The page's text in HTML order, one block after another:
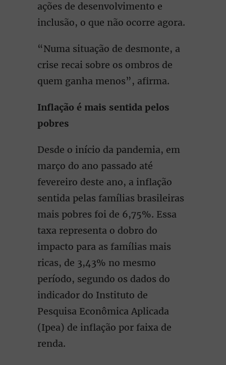
ações de desenvolvimento e
inclusão, o que não ocorre agora.
“Numa situação de desmonte, a
crise recai sobre os ombros de
quem ganha menos”, afirma.
Inflação é mais sentida pelos
pobres
Desde o início da pandemia, em
março do ano passado até
fevereiro deste ano, a inflação
sentida pelas famílias brasileiras
mais pobres foi de 6,75%. Essa
taxa representa o dobro do
impacto para as famílias mais
ricas, de 3,43% no mesmo
período, segundo os dados do
indicador do Instituto de
Pesquisa Econômica Aplicada
(Ipea) de inflação por faixa de
renda.